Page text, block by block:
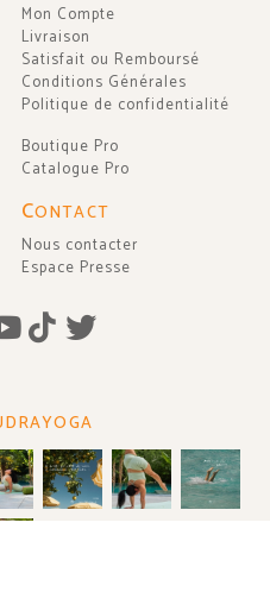
Mon Compte
Livraison
Satisfait ou Remboursé
Conditions Générales
Politique de confidentialité
Boutique Pro
Catalogue Pro
CONTACT
Nous contacter
Espace Presse